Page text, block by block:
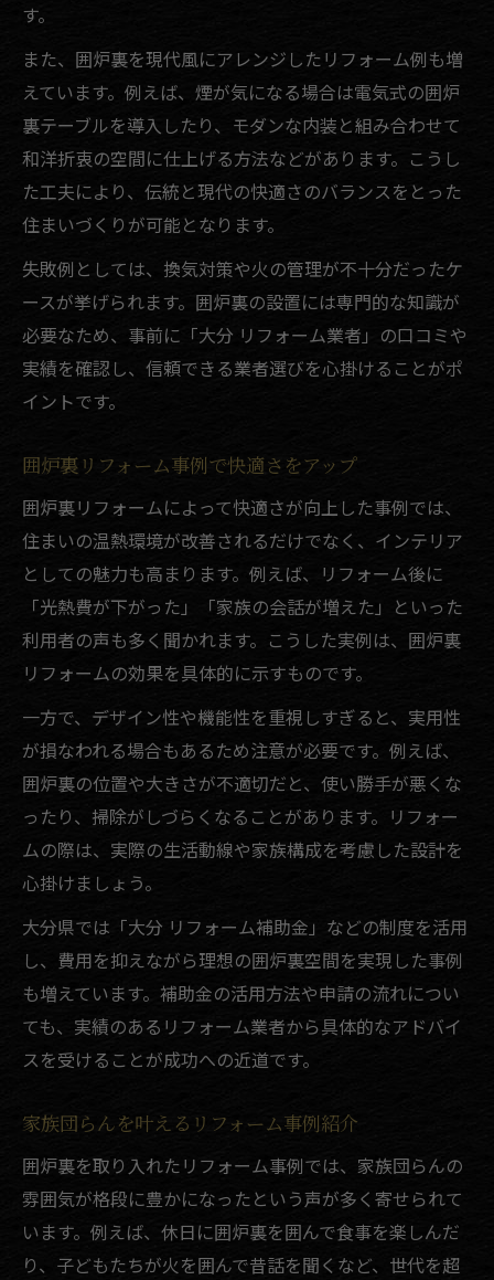
す。
また、囲炉裏を現代風にアレンジしたリフォーム例も増
えています。例えば、煙が気になる場合は電気式の囲炉
裏テーブルを導入したり、モダンな内装と組み合わせて
和洋折衷の空間に仕上げる方法などがあります。こうし
た工夫により、伝統と現代の快適さのバランスをとった
住まいづくりが可能となります。
失敗例としては、換気対策や火の管理が不十分だったケ
ースが挙げられます。囲炉裏の設置には専門的な知識が
必要なため、事前に「大分 リフォーム業者」の口コミや
実績を確認し、信頼できる業者選びを心掛けることがポ
イントです。
囲炉裏リフォーム事例で快適さをアップ
囲炉裏リフォームによって快適さが向上した事例では、
住まいの温熱環境が改善されるだけでなく、インテリア
としての魅力も高まります。例えば、リフォーム後に
「光熱費が下がった」「家族の会話が増えた」といった
利用者の声も多く聞かれます。こうした実例は、囲炉裏
リフォームの効果を具体的に示すものです。
一方で、デザイン性や機能性を重視しすぎると、実用性
が損なわれる場合もあるため注意が必要です。例えば、
囲炉裏の位置や大きさが不適切だと、使い勝手が悪くな
ったり、掃除がしづらくなることがあります。リフォー
ムの際は、実際の生活動線や家族構成を考慮した設計を
心掛けましょう。
大分県では「大分 リフォーム補助金」などの制度を活用
し、費用を抑えながら理想の囲炉裏空間を実現した事例
も増えています。補助金の活用方法や申請の流れについ
ても、実績のあるリフォーム業者から具体的なアドバイ
スを受けることが成功への近道です。
家族団らんを叶えるリフォーム事例紹介
囲炉裏を取り入れたリフォーム事例では、家族団らんの
雰囲気が格段に豊かになったという声が多く寄せられて
います。例えば、休日に囲炉裏を囲んで食事を楽しんだ
り、子どもたちが火を囲んで昔話を聞くなど、世代を超